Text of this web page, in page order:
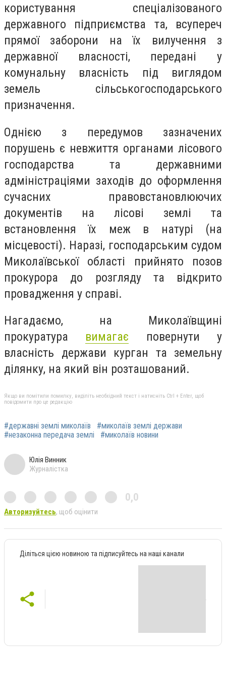
користування спеціалізованого
державного підприємства та, всупереч
прямої заборони на їх вилучення з
державної власності, передані у
комунальну власність під виглядом
земель сільськогосподарського
призначення.
Однією з передумов зазначених
порушень є невжиття органами лісового
господарства та державними
адміністраціями заходів до оформлення
сучасних правовстановлюючих
документів на лісові землі та
встановлення їх меж в натурі (на
місцевості). Наразі, господарським судом
Миколаївської області прийнято позов
прокурора до розгляду та відкрито
провадження у справі.
Нагадаємо, на Миколаївщині
прокуратура вимагає повернути у
власність держави курган та земельну
ділянку, на який він розташований.
Якщо ви помітили помилку, виділіть необхідний текст і натисніть Ctrl + Enter, щоб
повідомити про це редакцію
#державні землі миколаїв
#миколаїв землі держави
#незаконна передача землі
#миколаїв новини
Юлія Винник
Журналістка
0,0
Авторизуйтесь, щоб оцінити
Діліться цією новиною та підписуйтесь на наші канали